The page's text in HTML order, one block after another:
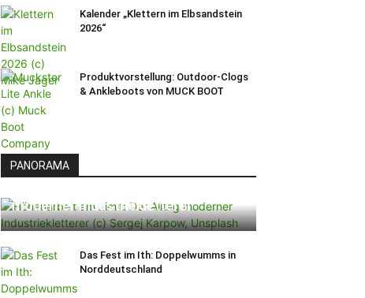
Kalender „Klettern im Elbsandstein
2026“
Produktvorstellung: Outdoor-Clogs
& Ankleboots von MUCK BOOT
PANORAMA
moderner Industriekletterer
Das Fest im Ith: Doppelwumms in
Norddeutschland